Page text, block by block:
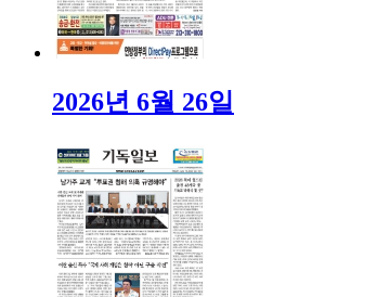
2026년 6월 26일